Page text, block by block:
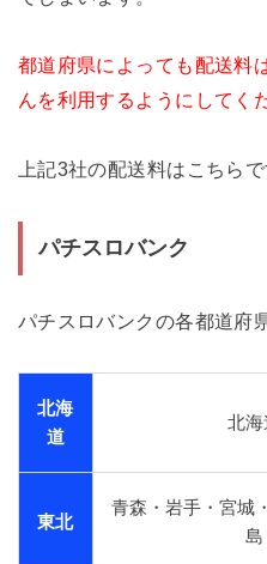
都道府県によっても配送料
んを利用するようにしてく
上記3社の配送料はこちらで
パチスロバンク
パチスロバンクの各都道府
北海
道
北海
東北
青森・岩手・宮城
島